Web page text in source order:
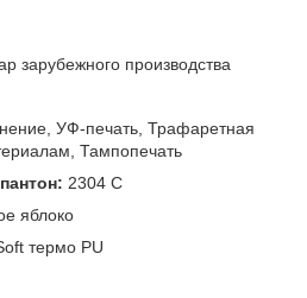
зарубежного производства
УФ-печать, Трафаретная
Тампопечать
2304 C
яблоко
термо PU